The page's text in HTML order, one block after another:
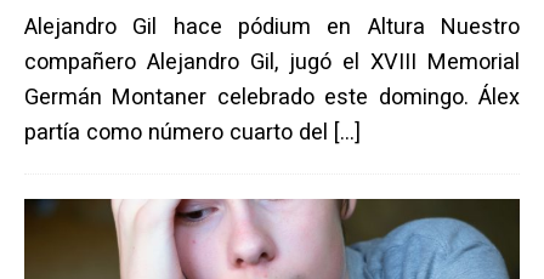
Alejandro Gil hace pódium en Altura Nuestro
compañero Alejandro Gil, jugó el XVIII Memorial
Germán Montaner celebrado este domingo. Álex
partía como número cuarto del […]